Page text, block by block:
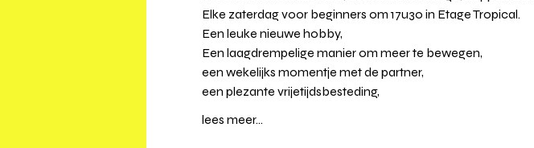
Elke zaterdag voor beginners om 17u30 in Etage Tropical.
Een leuke nieuwe hobby,
Een laagdrempelige manier om meer te bewegen,
een wekelijks momentje met de partner,
een plezante vrijetijdsbesteding,
lees meer...